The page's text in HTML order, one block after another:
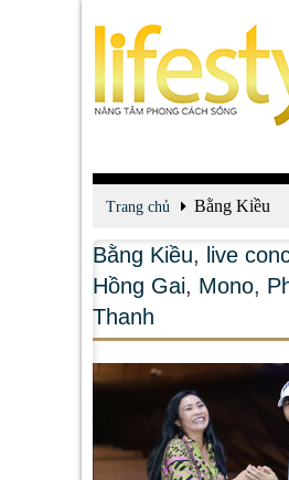
Trang chủ Bằng Kiều
Bằng Kiều, live
Hồng Gai, Mono,
Thanh